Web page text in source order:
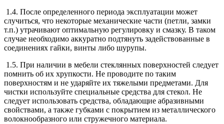
1.4. После определенного периода эксплуатации может
случиться, что некоторые механические части (петли, замки
т.п.) утрачивают оптимальную регулировку и смазку. В таком
случае необходимо аккуратно подтянуть задействованные в
соединениях гайки, винты либо шурупы.
1.5. При наличии в мебели стеклянных поверхностей следует
помнить об их хрупкости. Не проводите по таким
поверхностям и не ударяйте их тяжелыми предметами. Для
чистки используйте специальные средства для стекол. Не
следует использовать средства, обладающие абразивными
свойствами, а также губками с покрытием из металлического
волокнообразного или стружечного материала.